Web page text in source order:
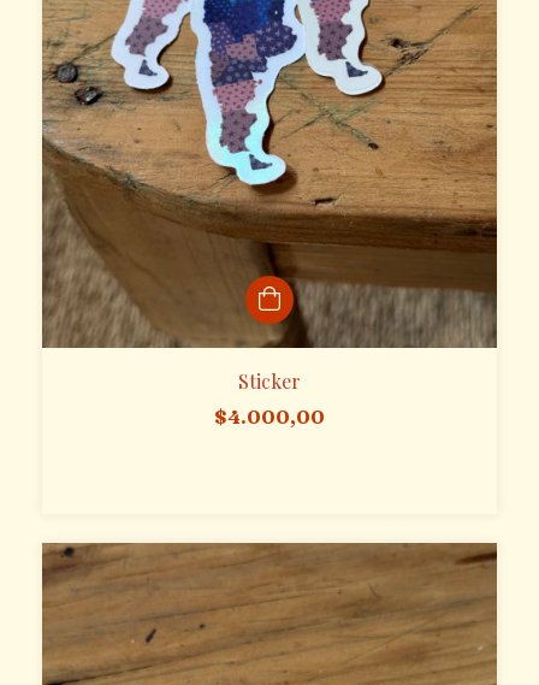
Sticker
$4.000,00